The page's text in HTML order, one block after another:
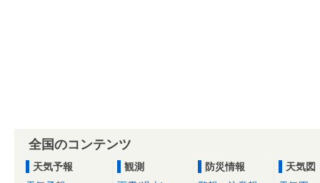
全国のコンテンツ
天気予報
観測
防災情報
天気図